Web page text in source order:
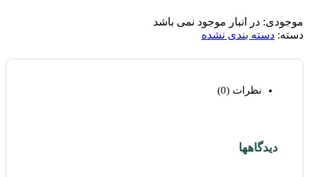
موجودی: در انبار موجود نمی باشد
دسته: دسته بندی نشده
نظرات (0)
دیدگاهها